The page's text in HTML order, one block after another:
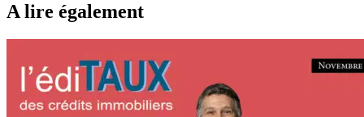
A lire également